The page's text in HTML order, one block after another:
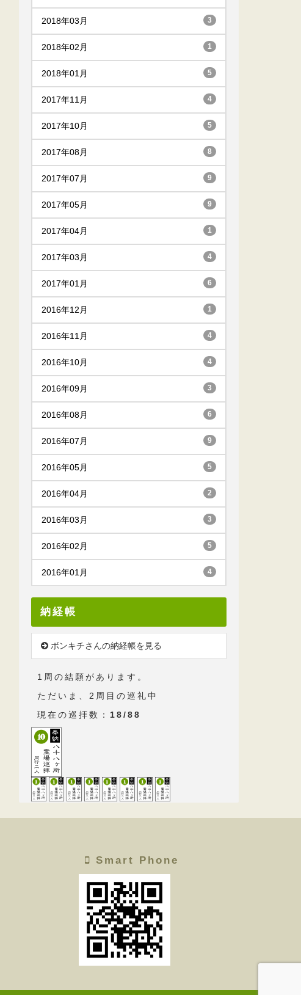
2018年03月 3
2018年02月 1
2018年01月 5
2017年11月 4
2017年10月 5
2017年08月 8
2017年07月 9
2017年05月 9
2017年04月 1
2017年03月 4
2017年01月 6
2016年12月 1
2016年11月 4
2016年10月 4
2016年09月 3
2016年08月 6
2016年07月 9
2016年05月 5
2016年04月 2
2016年03月 3
2016年02月 5
2016年01月 4
納経帳
ボンキチさんの納経帳を見る
1周の結願があります。
ただいま、2周目の巡礼中
現在の巡拝数： 18/88
Smart Phone